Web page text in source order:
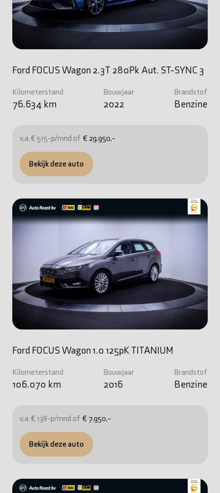
Ford FOCUS Wagon 2.3T 280Pk Aut. ST-SYNC 3
Kilometerstand
76.634 km
Bouwjaar
2022
Brandstof
Benzine
v.a. € 515-p/mnd of € 29.950,-
Bekijk deze auto
Ford FOCUS Wagon 1.0 125pK TITANIUM
Kilometerstand
106.070 km
Bouwjaar
2016
Brandstof
Benzine
v.a. € 138-p/mnd of € 7.950,-
Bekijk deze auto